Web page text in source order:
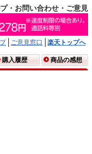
・お問い合わせ・ご意見
ご意見窓口
楽天トップへ
購入履歴 商品の感想